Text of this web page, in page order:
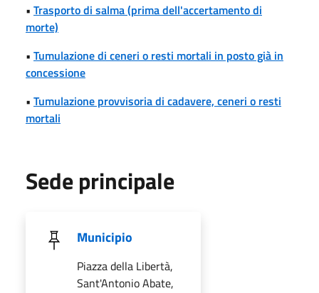
• Trasporto di salma (prima dell'accertamento di
morte)
• Tumulazione di ceneri o resti mortali in posto già in
concessione
• Tumulazione provvisoria di cadavere, ceneri o resti
mortali
Sede principale
Municipio
Piazza della Libertà,
Sant'Antonio Abate,